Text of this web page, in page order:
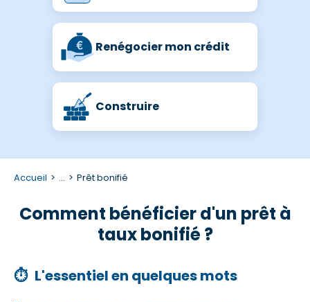
Renégocier mon crédit
Construire
Accueil ... Prêt bonifié
Comment bénéficier d'un prêt à
taux bonifié ?
⏱ L'essentiel en quelques mots